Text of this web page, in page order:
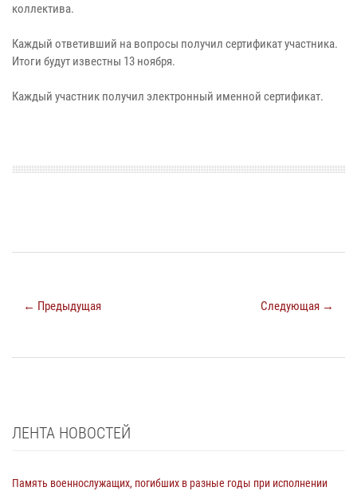
коллектива.
Каждый ответивший на вопросы получил сертификат участника.
Итоги будут известны 13 ноября.
Каждый участник получил электронный именной сертификат.
← Предыдущая Следующая →
ЛЕНТА НОВОСТЕЙ
Память военнослужащих, погибших в разные годы при исполнении